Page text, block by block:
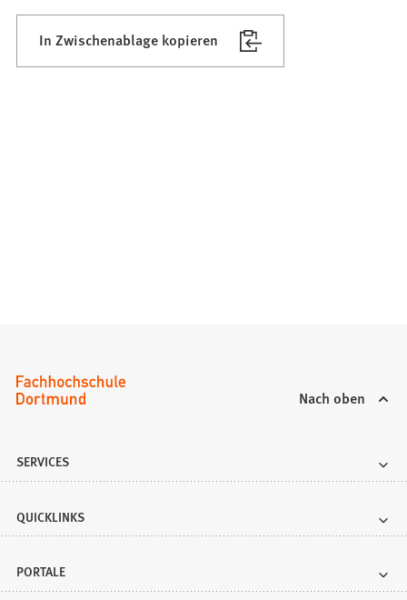
In Zwischenablage kopieren
Nach oben
SERVICES
QUICKLINKS
PORTALE